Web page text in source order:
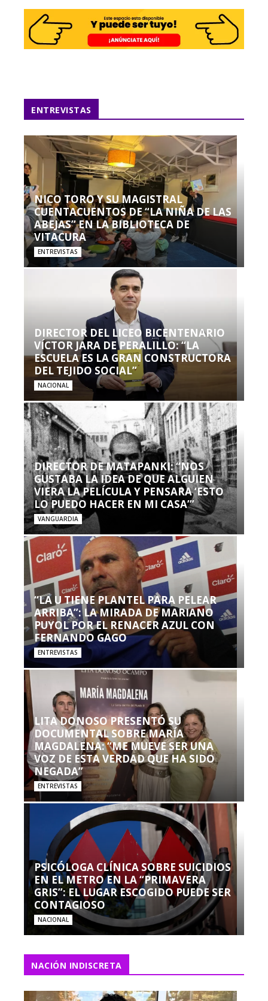
ENTREVISTAS
NICO TORO Y SU MAGISTRAL
CUENTACUENTOS DE “LA NIÑA DE LAS
ABEJAS” EN LA BIBLIOTECA DE
VITACURA
ENTREVISTAS
DIRECTOR DEL LICEO BICENTENARIO
VÍCTOR JARA DE PERALILLO: “LA
ESCUELA ES LA GRAN CONSTRUCTORA
DEL TEJIDO SOCIAL”
NACIONAL
DIRECTOR DE MATAPANKI: “NOS
GUSTABA LA IDEA DE QUE ALGUIEN
VIERA LA PELÍCULA Y PENSARA ‘ESTO
LO PUEDO HACER EN MI CASA’”
VANGUARDIA
“LA U TIENE PLANTEL PARA PELEAR
ARRIBA”: LA MIRADA DE MARIANO
PUYOL POR EL RENACER AZUL CON
FERNANDO GAGO
ENTREVISTAS
LITA DONOSO PRESENTÓ SU
DOCUMENTAL SOBRE MARÍA
MAGDALENA: “ME MUEVE SER UNA
VOZ DE ESTA VERDAD QUE HA SIDO
NEGADA”
ENTREVISTAS
PSICÓLOGA CLÍNICA SOBRE SUICIDIOS
EN EL METRO EN LA “PRIMAVERA
GRIS”: EL LUGAR ESCOGIDO PUEDE SER
CONTAGIOSO
NACIONAL
NACIÓN INDISCRETA